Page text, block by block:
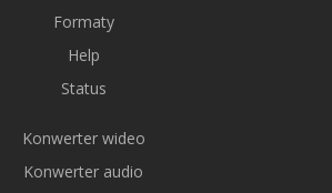
Formaty
Help
Status
Konwerter wideo
Konwerter audio